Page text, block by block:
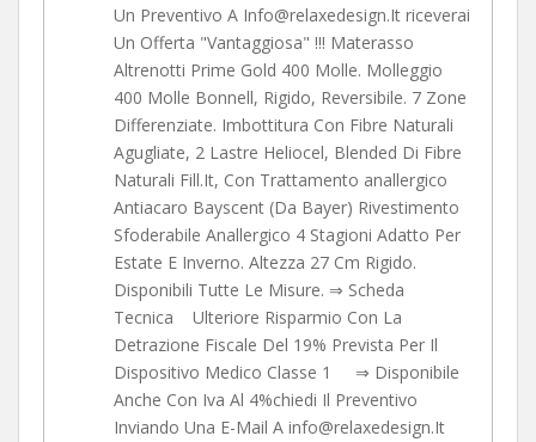
Un Preventivo A Info@relaxedesign.It riceverai
Un Offerta "Vantaggiosa" !!! Materasso
Altrenotti Prime Gold 400 Molle. Molleggio
400 Molle Bonnell, Rigido, Reversibile. 7 Zone
Differenziate. Imbottitura Con Fibre Naturali
Agugliate, 2 Lastre Heliocel, Blended Di Fibre
Naturali Fill.It, Con Trattamento anallergico
Antiacaro Bayscent (Da Bayer) Rivestimento
Sfoderabile Anallergico 4 Stagioni Adatto Per
Estate E Inverno. Altezza 27 Cm Rigido.
Disponibili Tutte Le Misure. ⇒ Scheda
Tecnica Ulteriore Risparmio Con La
Detrazione Fiscale Del 19% Prevista Per Il
Dispositivo Medico Classe 1 ⇒ Disponibile
Anche Con Iva Al 4%chiedi Il Preventivo
Inviando Una E-Mail A info@relaxedesign.It